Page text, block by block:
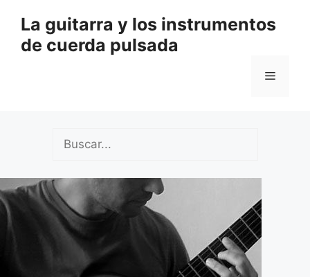
contenido
La guitarra y los instrumentos
de cuerda pulsada
Menú